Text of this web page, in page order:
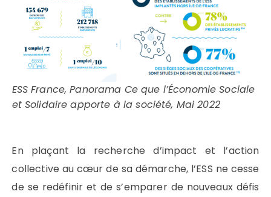
ESS France, Panorama Ce que l’Économie Sociale
et Solidaire apporte à la société, Mai 2022
En plaçant la recherche d’impact et l’action
collective au cœur de sa démarche, l’ESS ne cesse
de se redéfinir et de s’emparer de nouveaux défis